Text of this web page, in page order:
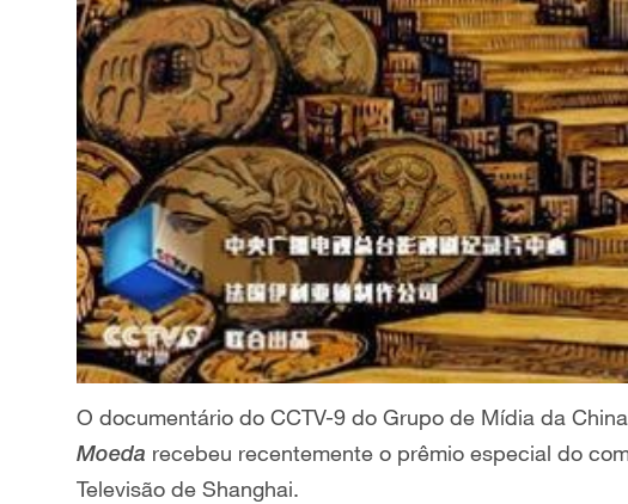
O documentário do CCTV-9 do Grupo de Mídia da
Moeda recebeu recentemente o prêmio especial do
Televisão de Shanghai.